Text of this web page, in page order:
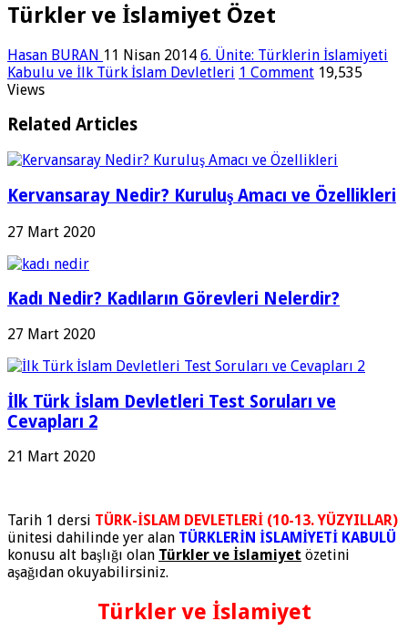
Türkler ve İslamiyet Özet
Hasan BURAN 11 Nisan 2014 6. Ünite: Türklerin İslamiyeti
Kabulu ve İlk Türk İslam Devletleri 1 Comment 19,535
Views
Related Articles
Kervansaray Nedir? Kuruluş Amacı ve Özellikleri
27 Mart 2020
Kadı Nedir? Kadıların Görevleri Nelerdir?
27 Mart 2020
İlk Türk İslam Devletleri Test Soruları ve
Cevapları 2
21 Mart 2020
Tarih 1 dersi TÜRK-İSLAM DEVLETLERİ (10-13. YÜZYILLAR)
ünitesi dahilinde yer alan TÜRKLERİN İSLAMİYETİ KABULÜ
konusu alt başlığı olan Türkler ve İslamiyet özetini
aşağıdan okuyabilirsiniz.
Türkler ve İslamiyet